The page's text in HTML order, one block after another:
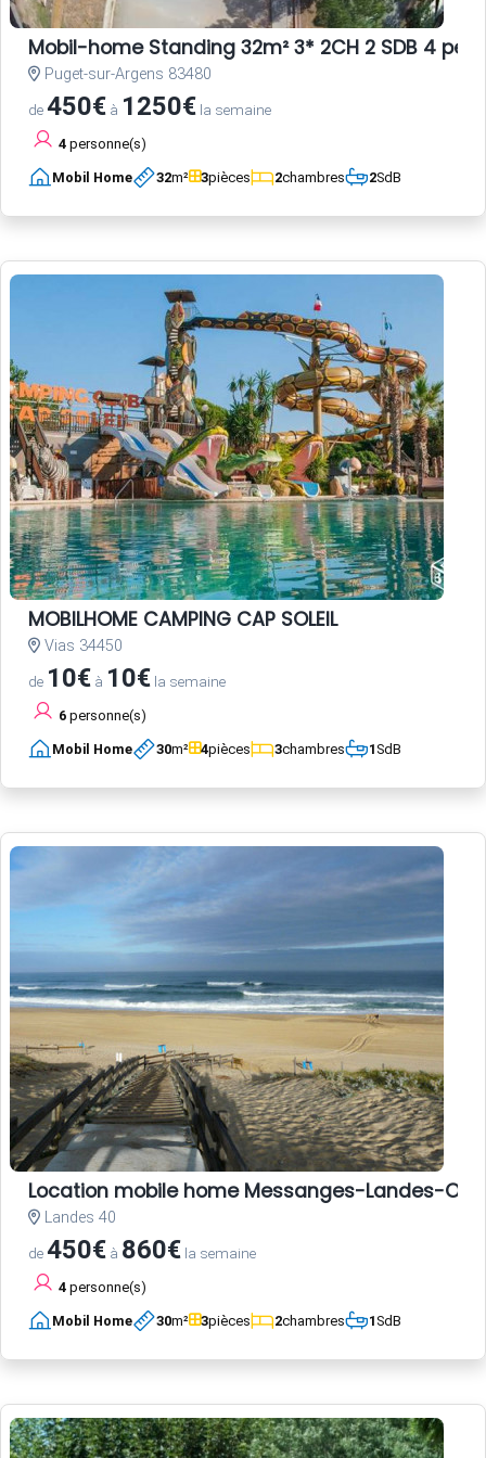
Mobil-home Standing 32m² 3* 2CH 2 SDB 4
Puget-sur-Argens 83480
de450€ à 1250€ la semaine
4 personne(s)
Mobil Home 32m² 3pièces 2chambres 2SdB
MOBILHOME CAMPING CAP SOLEIL
Vias 34450
de 10€ à 10€ la semaine
6 personne(s)
Mobil Home 30m² 4pièces 3chambres 1SdB
Location mobile home Messanges-Landes-
Landes 40
de450€ à 860€ la semaine
4 personne(s)
Mobil Home 30m² 3pièces 2chambres 1SdB